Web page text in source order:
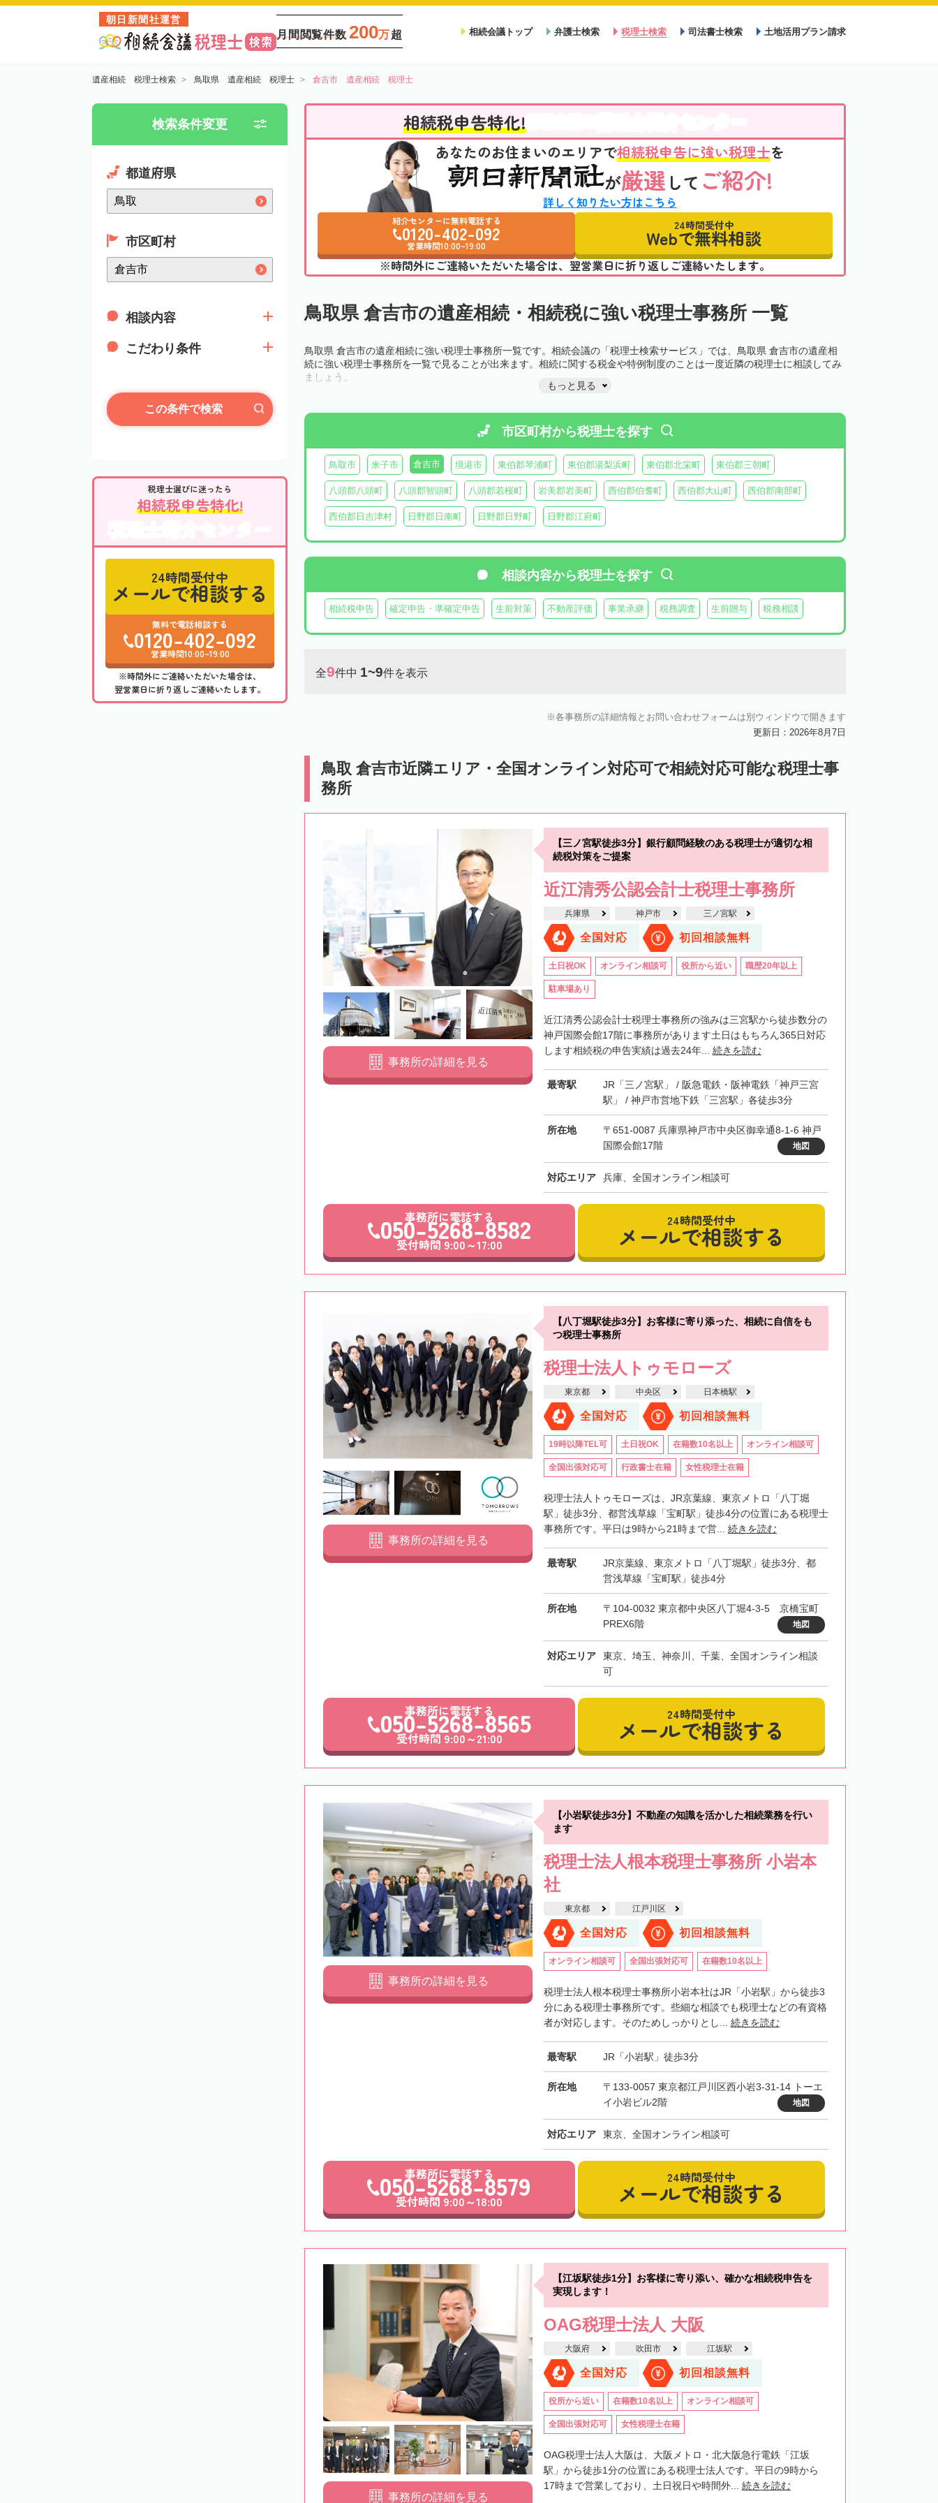
朝日新聞社運営
月間閲覧件数 200万超 相続会議トップ 弁護士検索 税理士検索 司法書士検索 土地活用プラン請求
遺産相続 税理士検索 鳥取県 遺産相続 税理士 倉吉市 遺産相続 税理士
検索条件変更
都道府県
市区町村
相談内容
こだわり条件
この条件で検索
税理士選びに迷ったら
相続税申告特化!
税理士紹介センター
24時間受付中
メールで相談する
無料で電話相談する
0120-402-092
営業時間10:00~19:00
※時間外にご連絡いただいた場合は、
翌営業日に折り返しご連絡いたします。
相続税申告特化!
あなたのお住まいのエリアで相続税申告に強い税理士を
が厳選 して ご紹介!
詳しく知りたい方はこちら
紹介センターに無料電話する
0120-402-092
営業時間10:00~19:00
24時間受付中
Webで無料相談
※時間外にご連絡いただいた場合は、翌営業日に折り返しご連絡いたします。
鳥取県 倉吉市の遺産相続・相続税に強い税理士事務所 一覧
鳥取県 倉吉市の遺産相続に強い税理士事務所一覧です。相続会議の「税理士検索サービス」では、鳥取県 倉吉市の遺産相
続に強い税理士事務所を一覧で見ることが出来ます。相続に関する税金や特例制度のことは一度近隣の税理士に相談してみ
ましょう。
もっと見る
市区町村から税理士を探す
鳥取市 米子市 倉吉市 境港市 東伯郡琴浦町 東伯郡湯梨浜町 東伯郡北栄町 東伯郡三朝町
八頭郡八頭町 八頭郡智頭町 八頭郡若桜町 岩美郡岩美町 西伯郡伯耆町 西伯郡大山町 西伯郡南部町
西伯郡日吉津村 日野郡日南町 日野郡日野町 日野郡江府町
相談内容から税理士を探す
相続税申告 確定申告・準確定申告 生前対策 不動産評価 事業承継 税務調査 生前贈与 税務相談
全9件中 1~9件を表示
各事務所の詳細情報とお問い合わせフォームは別ウィンドウで開きます
更新日：2026年8月7日
鳥取 倉吉市近隣エリア・全国オンライン対応可で相続対応可能な税理士事
務所
【三ノ宮駅徒歩3分】銀行顧問経験のある税理士が適切な相
続税対策をご提案
近江清秀公認会計士税理士事務所
兵庫県 神戸市 三ノ宮駅
全国対応 初回相談無料
土日祝OK オンライン相談可 役所から近い 職歴20年以上
駐車場あり
近江清秀公認会計士税理士事務所の強みは三宮駅から徒歩数分の
神戸国際会館17階に事務所があります土日はもちろん365日対応
します相続税の申告実績は過去24年... 続きを読む
最寄駅
JR「三ノ宮駅」 / 阪急電鉄・阪神電鉄「神戸三宮
駅」 / 神戸市営地下鉄「三宮駅」各徒歩3分
所在地
〒651-0087 兵庫県神戸市中央区御幸通8-1-6 神戸
国際会館17階
地図
対応エリア 兵庫、全国オンライン相談可
事務所の詳細を見る
事務所に電話する
050-5268-8582
受付時間 9:00～17:00
24時間受付中
メールで相談する
【八丁堀駅徒歩3分】お客様に寄り添った、相続に自信をも
つ税理士事務所
税理士法人トゥモローズ
東京都 中央区 日本橋駅
全国対応 初回相談無料
19時以降TEL可 土日祝OK 在籍数10名以上 オンライン相談可
全国出張対応可 行政書士在籍 女性税理士在籍
税理士法人トゥモローズは、JR京葉線、東京メトロ「八丁堀
駅」徒歩3分、都営浅草線「宝町駅」徒歩4分の位置にある税理士
事務所です。平日は9時から21時まで営... 続きを読む
最寄駅
JR京葉線、東京メトロ「八丁堀駅」徒歩3分、都
営浅草線「宝町駅」徒歩4分
所在地
〒104-0032 東京都中央区八丁堀4-3-5 京橋宝町
PREX6階
地図
対応エリア
東京、埼玉、神奈川、千葉、全国オンライン相談
可
事務所の詳細を見る
事務所に電話する
050-5268-8565
受付時間 9:00～21:00
24時間受付中
メールで相談する
【小岩駅徒歩3分】不動産の知識を活かした相続業務を行い
ます
税理士法人根本税理士事務所 小岩本
社
東京都 江戸川区
全国対応 初回相談無料
オンライン相談可 全国出張対応可 在籍数10名以上
税理士法人根本税理士事務所小岩本社はJR「小岩駅」から徒歩3
分にある税理士事務所です。些細な相談でも税理士などの有資格
者が対応します。そのためしっかりとし... 続きを読む
最寄駅 JR「小岩駅」徒歩3分
所在地
〒133-0057 東京都江戸川区西小岩3-31-14 トーエ
イ小岩ビル2階
地図
対応エリア 東京、全国オンライン相談可
事務所の詳細を見る
事務所に電話する
050-5268-8579
受付時間 9:00～18:00
24時間受付中
メールで相談する
【江坂駅徒歩1分】お客様に寄り添い、確かな相続税申告を
実現します！
OAG税理士法人 大阪
大阪府 吹田市 江坂駅
全国対応 初回相談無料
役所から近い 在籍数10名以上 オンライン相談可
全国出張対応可 女性税理士在籍
OAG税理士法人大阪は、大阪メトロ・北大阪急行電鉄「江坂
駅」から徒歩1分の位置にある税理士法人です。平日の9時から
17時まで営業しており、土日祝日や時間外... 続きを読む
事務所の詳細を見る